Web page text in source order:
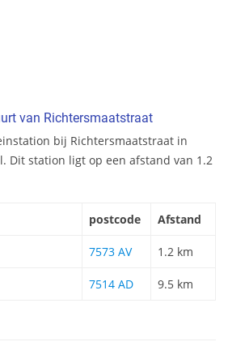
van Richtersmaatstraat
bij Richtersmaatstraat in
Dit station ligt op een afstand van 1.2
postcode Afstand
7573 AV 1.2 km
7514 AD 9.5 km